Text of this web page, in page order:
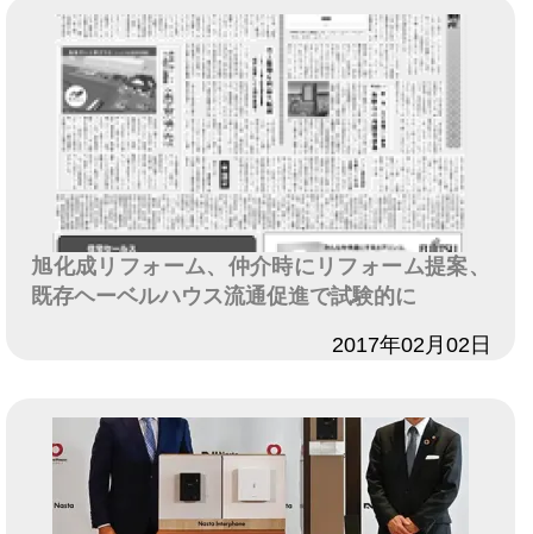
旭化成リフォーム、仲介時にリフォーム提案、
既存ヘーベルハウス流通促進で試験的に
2017年02月02日